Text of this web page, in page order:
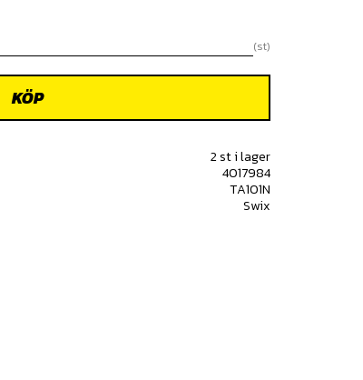
st
KÖP
2 st i lager
4017984
TA101N
Swix